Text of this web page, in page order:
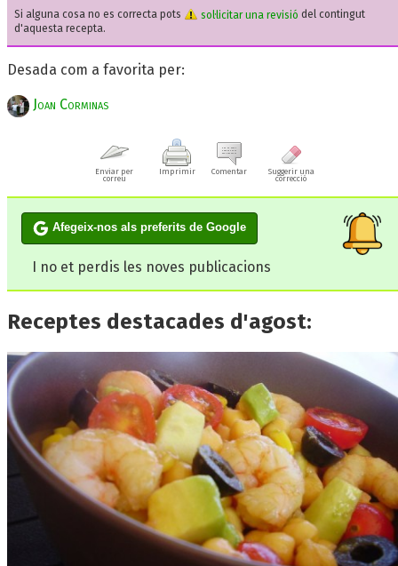
Si alguna cosa no es correcta pots
sol·licitar una revisió del contingut
d'aquesta recepta.
Desada com a favorita per:
Joan Corminas
Enviar per
correu
Imprimir Comentar
Suggerir una
correcció
Afegeix-nos als preferits de Google
I no et perdis les noves publicacions
Receptes destacades d'agost: